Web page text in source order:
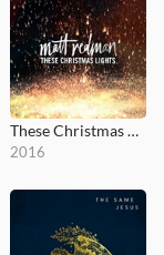
These Christmas Lights
2016